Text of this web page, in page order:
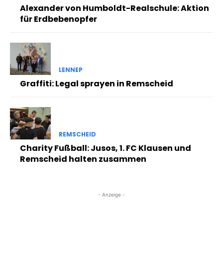
Alexander von Humboldt-Realschule: Aktion
für Erdbebenopfer
LENNEP
Graffiti: Legal sprayen in Remscheid
REMSCHEID
Charity Fußball: Jusos, 1. FC Klausen und
Remscheid halten zusammen
- Anzeige -